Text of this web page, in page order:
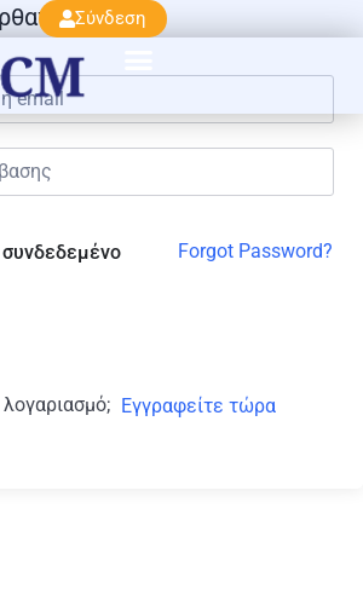
Σύνδεση
πάλι!
Forgot Password?
Εγγραφείτε τώρα